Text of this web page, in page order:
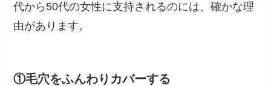
代から50代の女性に支持されるのには、確かな理
由があります。
①毛穴をふんわりカバーする